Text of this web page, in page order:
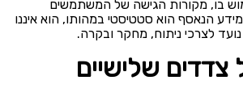
בו, מקורות הגישה של המשתמשים
הנאסף הוא סטטיסטי במהותו, הוא איננו
לצרכי ניתוח, מחקר ובקרה.
שלישיים